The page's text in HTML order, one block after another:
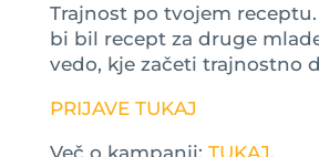
Trajnost po tvojem
bi bil recept za druge
vedo, kje začeti trajnostno
PRIJAVE TUKAJ
Več o kampanji: TUKAJ.